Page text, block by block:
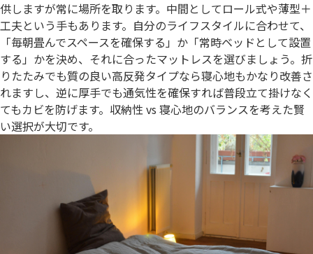
供しますが常に場所を取ります。中間としてロール式や薄型＋
工夫という手もあります。自分のライフスタイルに合わせて、
「毎朝畳んでスペースを確保する」か「常時ベッドとして設置
する」かを決め、それに合ったマットレスを選びましょう。折
りたたみでも質の良い高反発タイプなら寝心地もかなり改善さ
れますし、逆に厚手でも通気性を確保すれば普段立て掛けなく
てもカビを防げます。収納性 vs 寝心地のバランスを考えた賢
い選択が大切です。